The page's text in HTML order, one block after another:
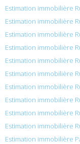
Estimation immobilière
Estimation immobilière
Estimation immobilière
Estimation immobilière
Estimation immobilière
Estimation immobilière
Estimation immobilière
Estimation immobilière
Estimation immobilière
Estimation immobilière
Estimation immobilière